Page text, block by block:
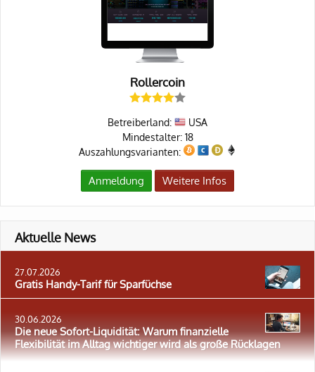
Rollercoin
Betreiberland:
USA
Mindestalter: 18
Auszahlungsvarianten:
Anmeldung Weitere Infos
Aktuelle News
27.07.2026
Gratis Handy-Tarif für Sparfüchse
30.06.2026
Die neue Sofort-Liquidität: Warum finanzielle
Flexibilität im Alltag wichtiger wird als große Rücklagen